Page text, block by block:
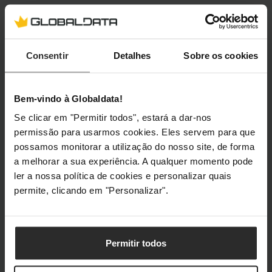
Consentir Detalhes Sobre os cookies
Bem-vindo à Globaldata!
Se clicar em "Permitir todos", estará a dar-nos
permissão para usarmos cookies. Eles servem para que
possamos monitorar a utilização do nosso site, de forma
a melhorar a sua experiência. A qualquer momento pode
ler a nossa política de cookies e personalizar quais
permite, clicando em "Personalizar".
Permitir todos
Dados recolhidos:Ao utilizar o nosso website e
os seguintes dados pessoais:
Endereço de e-mail (apenas se fornecido
Finalidade do tratamento:O tratamento destes dados
permite-nos apresentar recomendações
personalizadas e comunicar de forma mais eficaz com
os nossos clientes. O tratamento é realizado de acordo
com o Art.º 6, n.º 1, alínea f) do RGPD, com base no
o serviço de apoio ao cliente.
recolhidos serão armazenados por um período máximo